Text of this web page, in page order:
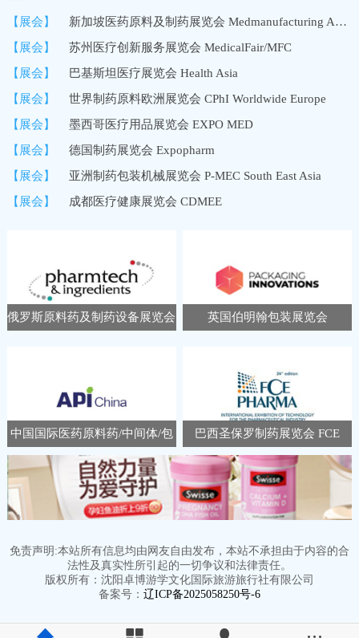
【展会】
新加坡医药原料及制药展览会 Medmanufacturing Asia/MMA
【展会】
苏州医疗创新服务展览会 MedicalFair/MFC
【展会】
巴基斯坦医疗展览会 Health Asia
【展会】
世界制药原料欧洲展览会 CPhI Worldwide Europe
【展会】
墨西哥医疗用品展览会 EXPO MED
【展会】
德国制药展览会 Expopharm
【展会】
亚洲制药包装机械展览会 P-MEC South East Asia
【展会】
成都医疗健康展览会 CDMEE
俄罗斯原料药及制药设备展览会 英国伯明翰包装展览会
Empack
中国国际医药原料药/中间体/包
装/设备交易会 APIChina
巴西圣保罗制药展览会 FCE
Pharma
免责声明:本站所有信息均由网友自由发布，本站不承担由于内容的合
法性及真实性所引起的一切争议和法律责任。
版权所有：沈阳卓博游学文化国际旅游旅行社有限公司
备案号： 辽ICP备2025058250号-6